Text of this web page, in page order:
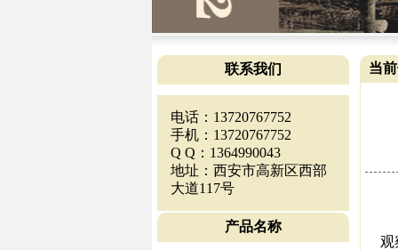
联系我们
电话：13720767752
手机：13720767752
Q Q：1364990043
地址：西安市高新区西部
大道117号
产品名称
当
观